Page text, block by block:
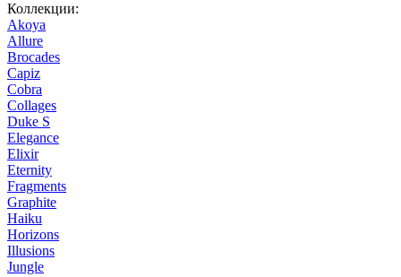
Коллекции:
Akoya
Allure
Brocades
Capiz
Cobra
Collages
Duke S
Elegance
Elixir
Eternity
Fragments
Graphite
Haiku
Horizons
Illusions
Jungle